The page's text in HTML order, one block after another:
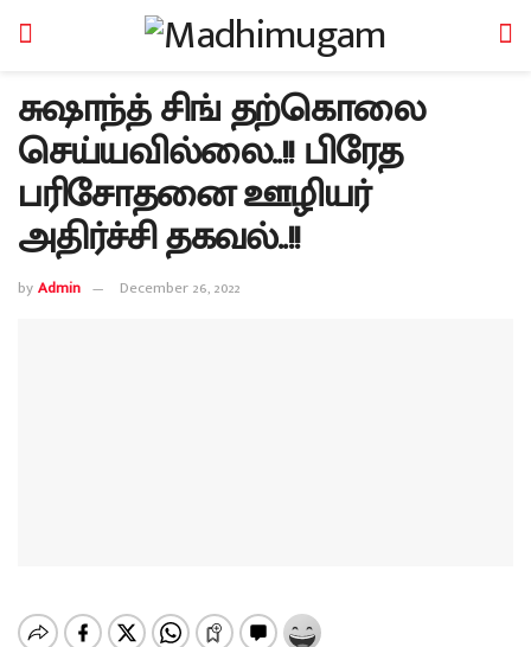
சுஷாந்த் சிங் தற்கொலை
செய்யவில்லை..!! பிரேத
பரிசோதனை ஊழியர்
அதிர்ச்சி தகவல்..!!
byAdmin December 26, 2022